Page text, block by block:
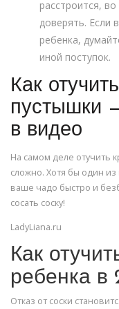
расстроится,
доверять. Если
ребенка,
иной поступок.
Как
пустышки
в видео
На самом деле отучить
сложно. Хотя бы один
ваше чадо быстро и
сосать соску!
LadyLiana.ru
Как
ребенка в
Отказ от соски